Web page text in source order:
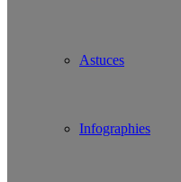
Astuces
Infographies